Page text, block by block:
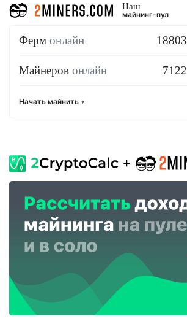
Наш
майнинг-пул
Ферм онлайн 18803
Майнеров онлайн 7122
Начать майнить